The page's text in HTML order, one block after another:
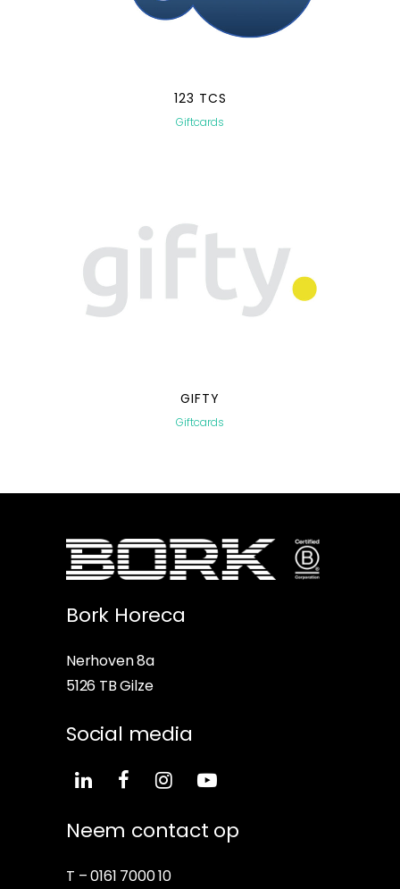
123 TCS
Giftcards
GIFTY
Giftcards
Bork Horeca
Nerhoven 8a
5126 TB Gilze
Social media
Neem contact op
T –0161 7000 10